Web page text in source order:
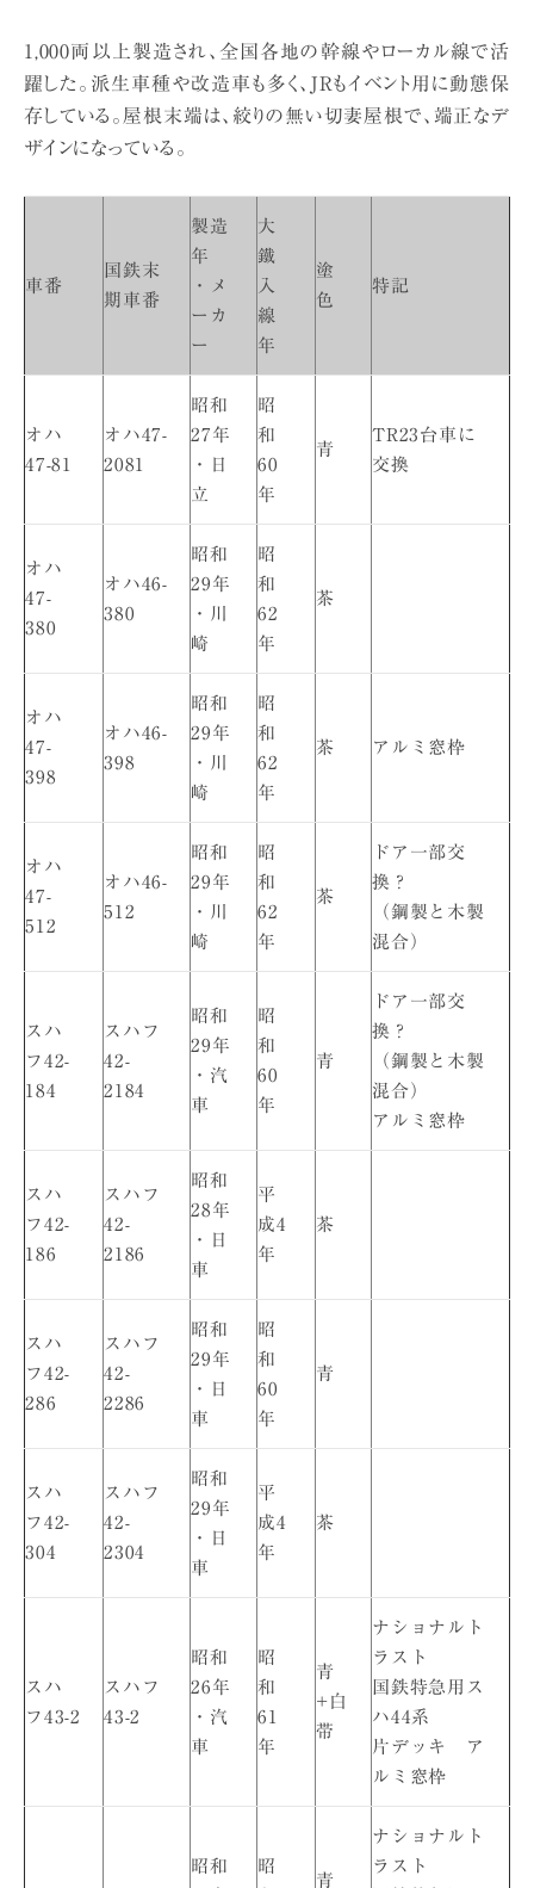
1,000両以上製造され、全国各地の幹線やローカル線で活
躍した。派生車種や改造車も多く、JRもイベント用に動態保
存している。屋根末端は、絞りの無い切妻屋根で、端正なデ
ザインになっている。
車番
国鉄末
期車番
製造
年
・メ
ーカ
ー
大
鐵
入
線
年
塗
色
特記
オハ
47-81
オハ47-
2081
昭和
27年
・日
立
昭
和
60
年
青
TR23台車に
交換
オハ
47-
380
オハ46-
380
昭和
29年
・川
崎
昭
和
62
年
茶
オハ
47-
398
オハ46-
398
昭和
29年
・川
崎
昭
和
62
年
茶 アルミ窓枠
オハ
47-
512
オハ46-
512
昭和
29年
・川
崎
昭
和
62
年
茶
ドア一部交
換？
（鋼製と木製
混合）
スハ
フ42-
184
スハフ
42-
2184
昭和
29年
・汽
車
昭
和
60
年
青
ドア一部交
換？
（鋼製と木製
混合）
アルミ窓枠
スハ
フ42-
186
スハフ
42-
2186
昭和
28年
・日
車
平
成4
年
茶
スハ
フ42-
286
スハフ
42-
2286
昭和
29年
・日
車
昭
和
60
年
青
スハ
フ42-
304
スハフ
42-
2304
昭和
29年
・日
車
平
成4
年
茶
スハ
フ43-2
スハフ
43-2
昭和
26年
・汽
車
昭
和
61
年
青
+白
帯
ナショナルト
ラスト
国鉄特急用ス
ハ44系
片デッキ ア
ルミ窓枠
昭和
昭
青
ナショナルト
ラスト